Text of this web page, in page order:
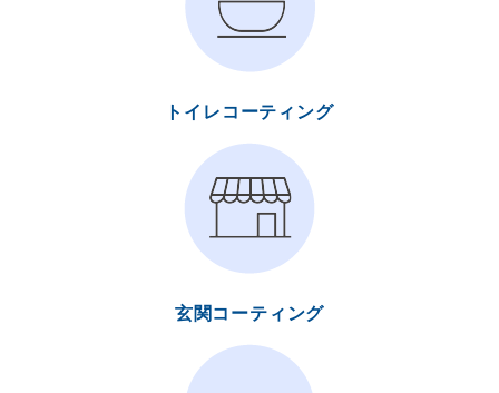
トイレコーティング
玄関コーティング